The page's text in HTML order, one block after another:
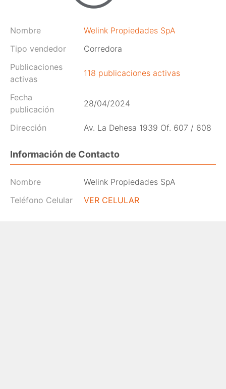
Nombre
Welink Propiedades SpA
Tipo vendedor
Corredora
Publicaciones
activas
118 publicaciones activas
Fecha
publicación
28/04/2024
Dirección Av. La Dehesa 1939 Of. 607 / 608
Información de Contacto
Nombre
Welink Propiedades SpA
Teléfono Celular
VER CELULAR